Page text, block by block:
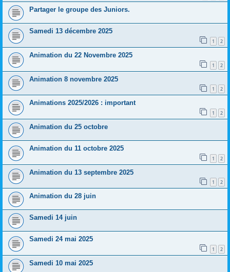
Partager le groupe des Juniors.
Samedi 13 décembre 2025
1 2
Animation du 22 Novembre 2025
1 2
Animation 8 novembre 2025
1 2
Animations 2025/2026 : important
1 2
Animation du 25 octobre
Animation du 11 octobre 2025
1 2
Animation du 13 septembre 2025
1 2
Animation du 28 juin
Samedi 14 juin
Samedi 24 mai 2025
1 2
Samedi 10 mai 2025